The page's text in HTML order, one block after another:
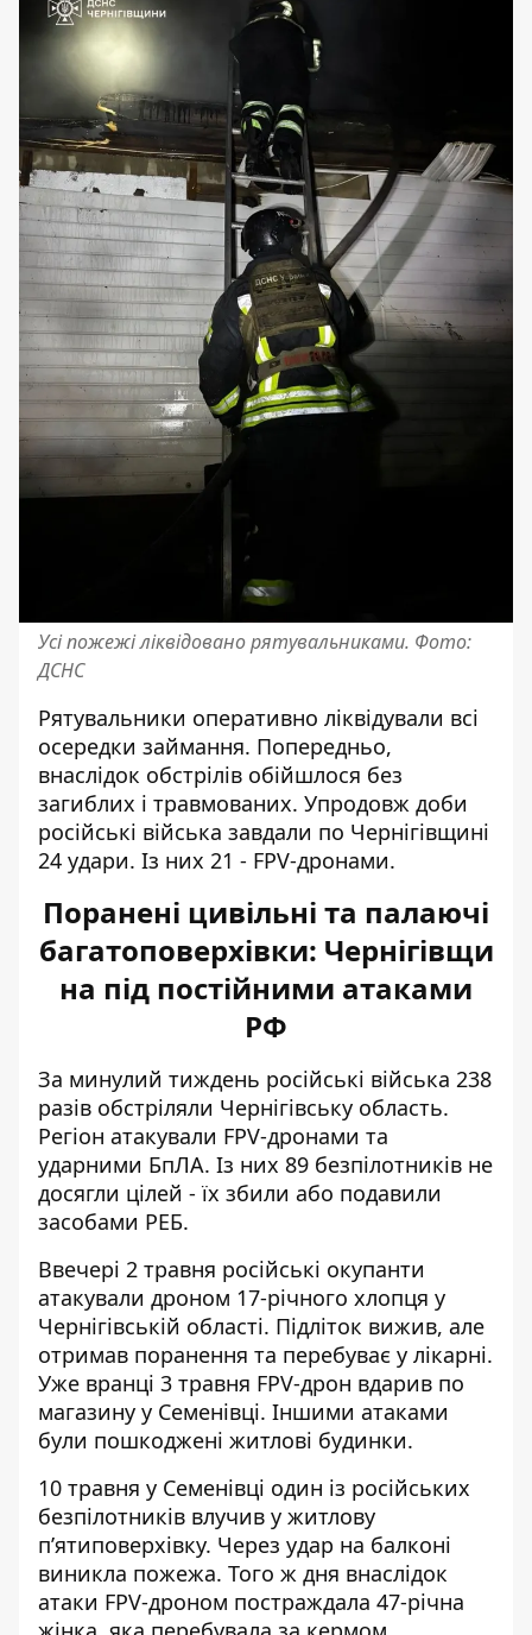
Усі пожежі ліквідовано рятувальниками. Фото:
ДСНС
Рятувальники оперативно ліквідували всі
осередки займання. Попередньо,
внаслідок обстрілів обійшлося без
загиблих і травмованих. Упродовж доби
російські війська завдали по Чернігівщині
24 удари. Із них 21 - FPV-дронами.
Поранені цивільні та палаючі
багатоповерхівки: Чернігівщи
на під постійними атаками
РФ
За минулий тиждень російські війська 238
разів обстріляли Чернігівську область.
Регіон атакували FPV-дронами та
ударними БпЛА. Із них 89 безпілотників не
досягли цілей - їх збили або подавили
засобами РЕБ.
Ввечері 2 травня російські окупанти
атакували дроном 17-річного хлопця у
Чернігівській області. Підліток вижив, але
отримав поранення та перебуває у лікарні.
Уже вранці 3 травня FPV-дрон вдарив по
магазину у Семенівці. Іншими атаками
були пошкоджені житлові будинки.
10 травня у Семенівці один із російських
безпілотників влучив у житлову
п’ятиповерхівку. Через удар на балконі
виникла пожежа. Того ж дня внаслідок
атаки FPV-дроном постраждала 47-річна